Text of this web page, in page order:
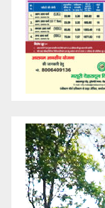
Video
Player